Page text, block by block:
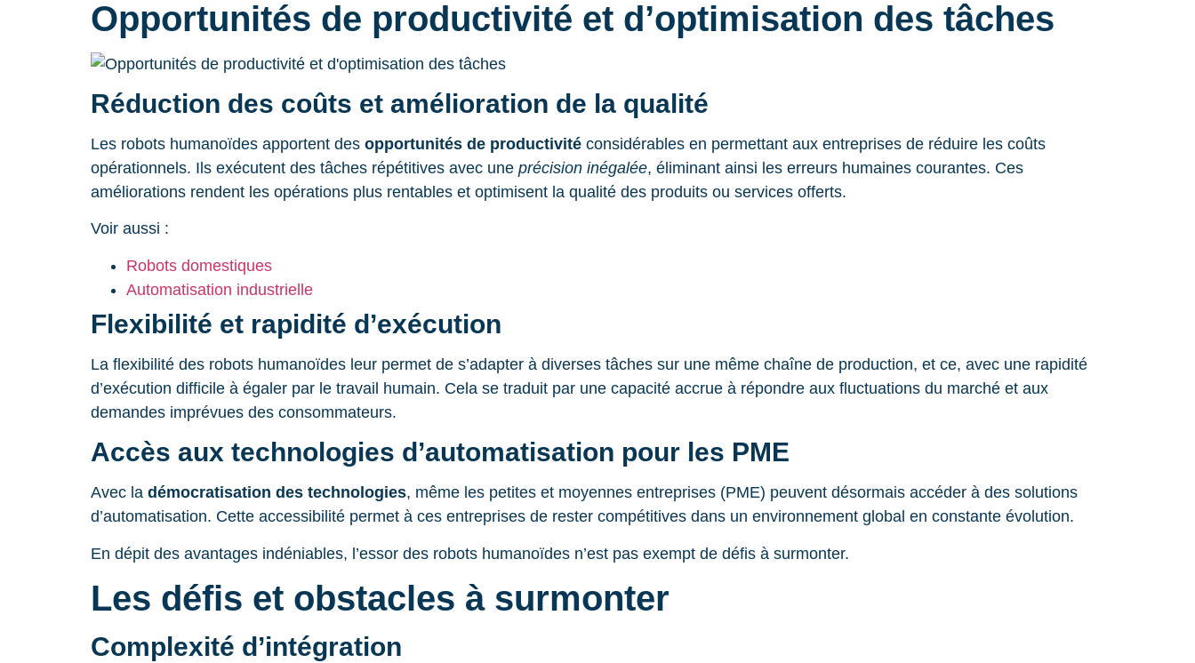
Opportunités de productivité et d’optimisation des tâches
Réduction des coûts et amélioration de la qualité
Les robots humanoïdes apportent des opportunités de productivité considérables en permettant aux entreprises de réduire les coûts
opérationnels. Ils exécutent des tâches répétitives avec une précision inégalée, éliminant ainsi les erreurs humaines courantes. Ces
améliorations rendent les opérations plus rentables et optimisent la qualité des produits ou services offerts.
Voir aussi :
Robots domestiques
Automatisation industrielle
Flexibilité et rapidité d’exécution
La flexibilité des robots humanoïdes leur permet de s’adapter à diverses tâches sur une même chaîne de production, et ce, avec une rapidité
d’exécution difficile à égaler par le travail humain. Cela se traduit par une capacité accrue à répondre aux fluctuations du marché et aux
demandes imprévues des consommateurs.
Accès aux technologies d’automatisation pour les PME
Avec la démocratisation des technologies, même les petites et moyennes entreprises (PME) peuvent désormais accéder à des solutions
d’automatisation. Cette accessibilité permet à ces entreprises de rester compétitives dans un environnement global en constante évolution.
En dépit des avantages indéniables, l’essor des robots humanoïdes n’est pas exempt de défis à surmonter.
Les défis et obstacles à surmonter
Complexité d’intégration